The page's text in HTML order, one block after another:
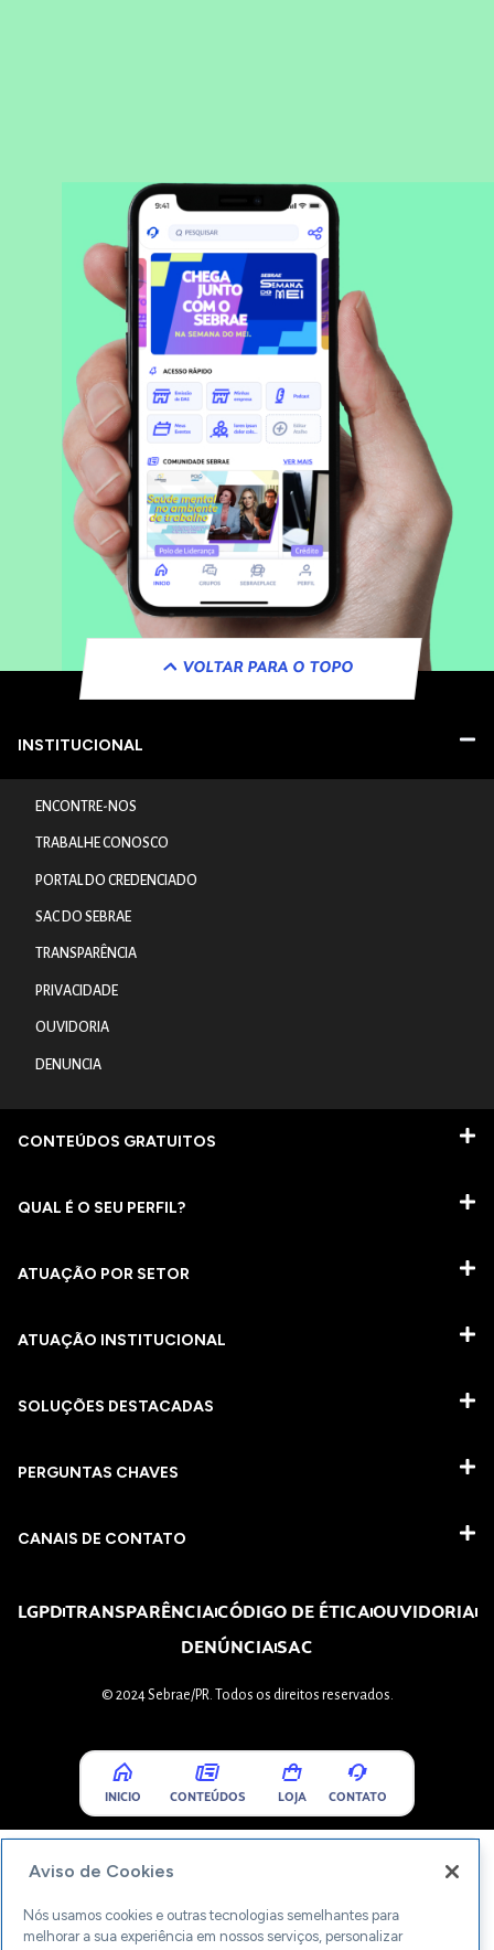
VOLTAR PARA O TOPO
INSTITUCIONAL
ENCONTRE-NOS
TRABALHE CONOSCO
PORTAL DO CREDENCIADO
SAC DO SEBRAE
TRANSPARÊNCIA
PRIVACIDADE
OUVIDORIA
DENUNCIA
CONTEÚDOS GRATUITOS
QUAL É O SEU PERFIL?
ATUAÇÃO POR SETOR
ATUAÇÃO INSTITUCIONAL
SOLUÇÕES DESTACADAS
PERGUNTAS CHAVES​
CANAIS DE CONTATO
LGPDTRANSPARÊNCIACÓDIGO DE ÉTICAOUVIDORIA
DENÚNCIASAC
© 2024 Sebrae/PR. Todos os direitos reservados.
INICIO CONTEÚDOS LOJA CONTATO
Aviso de Cookies
Nós usamos cookies e outras tecnologias semelhantes para
melhorar a sua experiência em nossos serviços, personalizar